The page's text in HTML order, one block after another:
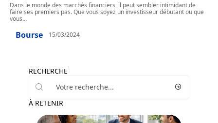
Dans le monde des marchés financiers, il peut sembler intimidant de
faire ses premiers pas. Que vous soyez un investisseur débutant ou que
vous…
Bourse 15/03/2024
RECHERCHE
À RETENIR